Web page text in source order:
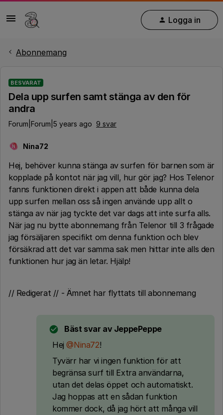
Logga in
Abonnemang
BESVARAT
Dela upp surfen samt stänga av den för
andra
Forum|Forum|5 years ago 9 svar
N Nina72
Hej, behöver kunna stänga av surfen för barnen som är
kopplade på kontot när jag vill, hur gör jag? Hos Telenor
fanns funktionen direkt i appen att både kunna dela
upp surfen mellan oss så ingen använde upp allt o
stänga av när jag tyckte det var dags att inte surfa alls.
När jag nu bytte abonnemang från Telenor till 3 frågade
jag försäljaren specifikt om denna funktion och blev
försäkrad att det var samma sak men hittar inte alls den
funktionen hur jag än letar. Hjälp!
// Redigerat // - Ämnet har flyttats till abonnemang
Bäst svar av JeppePeppe
Hej@Nina72!
Tyvärr har vi ingen funktion för att
begränsa surf till Extra användarna,
utan det delas öppet och automatiskt.
Jag hoppas att en sådan funktion
kommer dock, då jag hört att många vill